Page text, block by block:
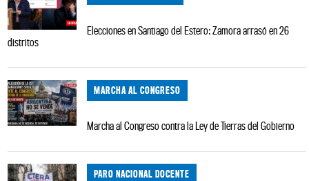
Elecciones en Santiago del Estero: Zamora arrasó en 26
distritos
MARCHA AL CONGRESO
Marcha al Congreso contra la Ley de Tierras del Gobierno
PARO NACIONAL DOCENTE